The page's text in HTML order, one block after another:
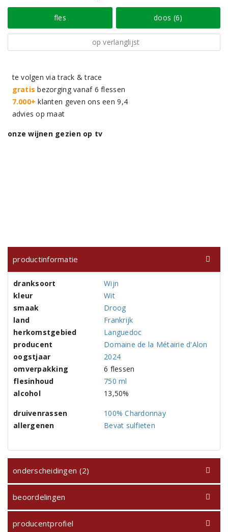
fles doos (6)
op verlanglijst
te volgen via track & trace
gratis bezorging vanaf 6 flessen
7.000+ klanten geven ons een 9,4
advies op maat
onze wijnen gezien op tv
productinformatie
dranksoort
Wijn
kleur
Wit
smaak
Droog
land
Frankrijk
herkomstgebied
Languedoc
producent
Domaine de la Métairie d'Alon
oogstjaar
2024
omverpakking
6 flessen
flesinhoud
750 ml
alcohol
13,50%
druivenrassen
100% Chardonnay
allergenen
Bevat sulfieten
onderscheidingen (2)
beoordelingen
producentprofiel